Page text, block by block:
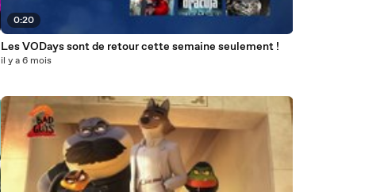
0:20
Les VODays sont de retour cette semaine seulement !
il y a 6 mois